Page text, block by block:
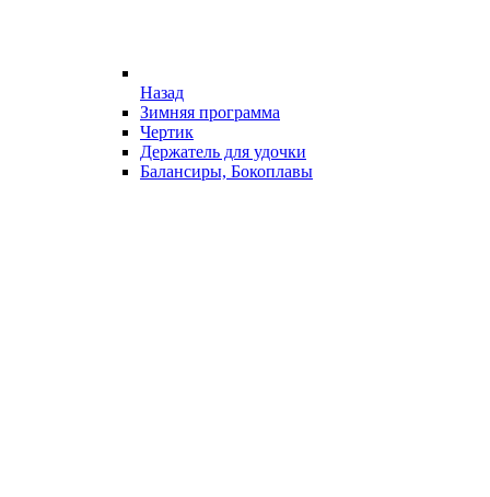
Назад
Зимняя программа
Чертик
Держатель для удочки
Балансиры, Бокоплавы